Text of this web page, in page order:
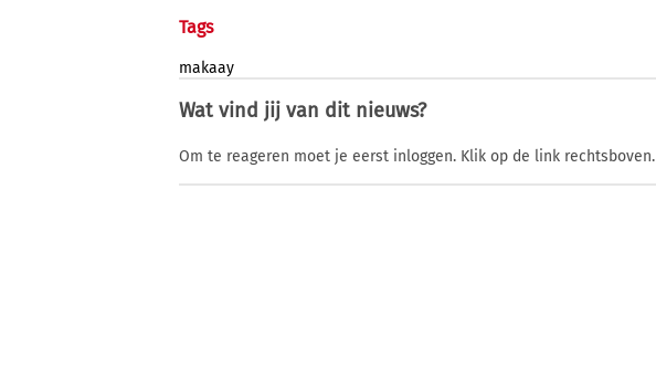
Tags
makaay
Wat vind jij van dit nieuws?
Om te reageren moet je eerst inloggen. Klik op de link rechtsboven.